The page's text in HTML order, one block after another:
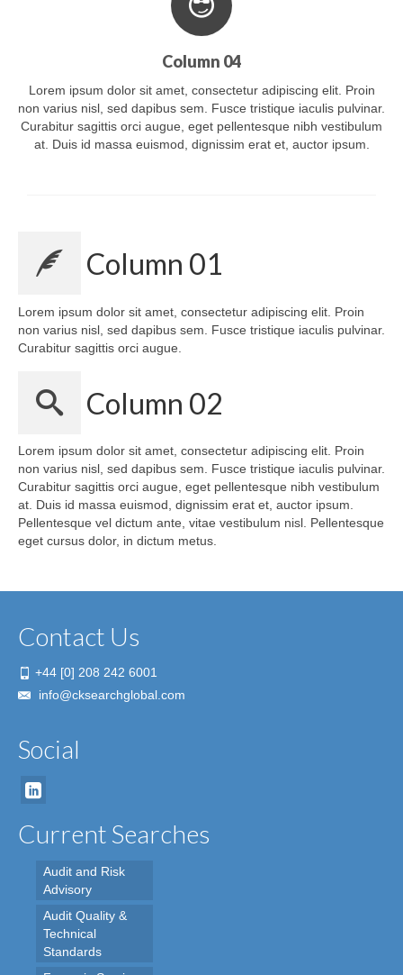
Column 04
Lorem ipsum dolor sit amet, consectetur adipiscing elit. Proin
non varius nisl, sed dapibus sem. Fusce tristique iaculis pulvinar.
Curabitur sagittis orci augue, eget pellentesque nibh vestibulum
at. Duis id massa euismod, dignissim erat et, auctor ipsum.
Column 01
Lorem ipsum dolor sit amet, consectetur adipiscing elit. Proin
non varius nisl, sed dapibus sem. Fusce tristique iaculis pulvinar.
Curabitur sagittis orci augue.
Column 02
Lorem ipsum dolor sit amet, consectetur adipiscing elit. Proin
non varius nisl, sed dapibus sem. Fusce tristique iaculis pulvinar.
Curabitur sagittis orci augue, eget pellentesque nibh vestibulum
at. Duis id massa euismod, dignissim erat et, auctor ipsum.
Pellentesque vel dictum ante, vitae vestibulum nisl. Pellentesque
eget cursus dolor, in dictum metus.
Contact Us
+44 [0] 208 242 6001
info@cksearchglobal.com
Social
Current Searches
Audit and Risk
Advisory
Audit Quality &
Technical
Standards